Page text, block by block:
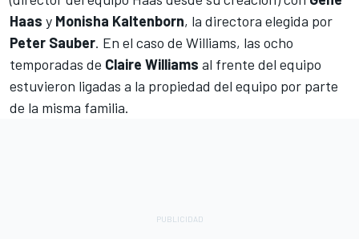
Haas y Monisha Kaltenborn, la directora elegida por
Peter Sauber. En el caso de Williams, las ocho
temporadas de Claire Williams al frente del equipo
estuvieron ligadas a la propiedad del equipo por parte
de la misma familia.